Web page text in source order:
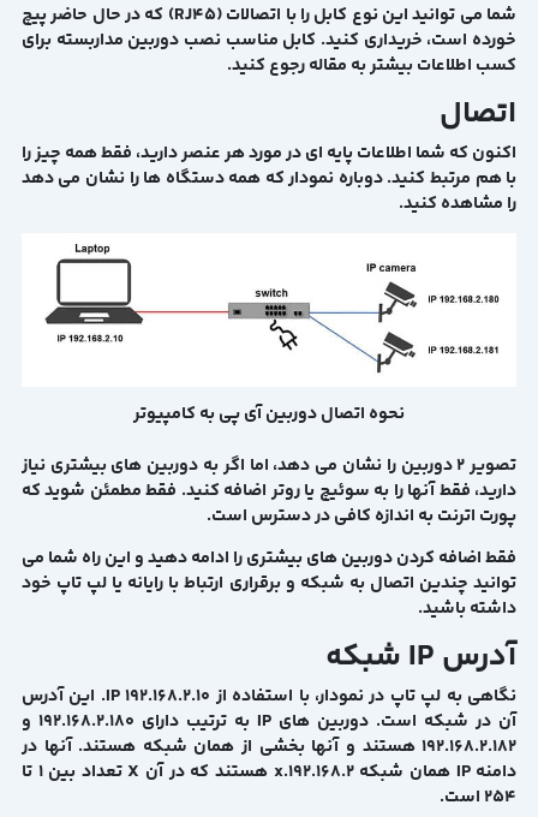
شما می توانید این نوع کابل را با اتصالات (RJ45) که در حال حاضر پیچ
خورده است، خریداری کنید. کابل مناسب نصب دوربین مداربسته برای
کسب اطلاعات بیشتر به مقاله رجوع کنید.
اتصال
اکنون که شما اطلاعات پایه ای در مورد هر عنصر دارید، فقط همه چیز را
با هم مرتبط کنید. دوباره نمودار که همه دستگاه ها را نشان می دهد
را مشاهده کنید.
نحوه اتصال دوربین آی پی به کامپیوتر
تصویر 2 دوربین را نشان می دهد، اما اگر به دوربین های بیشتری نیاز
دارید، فقط آنها را به سوئیچ یا روتر اضافه کنید. فقط مطمئن شوید که
پورت اترنت به اندازه کافی در دسترس است.
فقط اضافه کردن دوربین های بیشتری را ادامه دهید و این راه شما می
توانید چندین اتصال به شبکه و برقراری ارتباط با رایانه یا لپ تاپ خود
داشته باشید.
آدرس IP شبکه
نگاهی به لپ تاپ در نمودار، با استفاده از IP 192.168.2.10. این آدرس
آن در شبکه است. دوربین های IP به ترتیب دارای 192.168.2.180 و
192.168.2.182 هستند و آنها بخشی از همان شبکه هستند. آنها در
دامنه IP همان شبکه 192.168.2.x هستند که در آن X تعداد بین 1 تا
254 است.